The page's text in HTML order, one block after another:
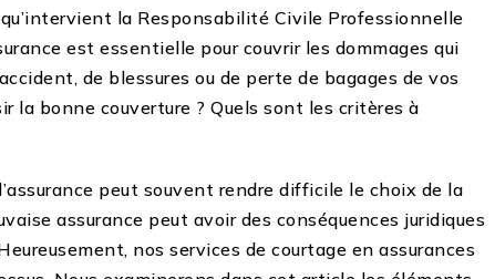
qu’intervient la Responsabilité Civile Professionnelle
est essentielle pour couvrir les dommages qui
de blessures ou de perte de bagages de vos
la bonne couverture ? Quels sont les critères à
peut souvent rendre difficile le choix de la
assurance peut avoir des conséquences juridiques
nos services de courtage en assurances